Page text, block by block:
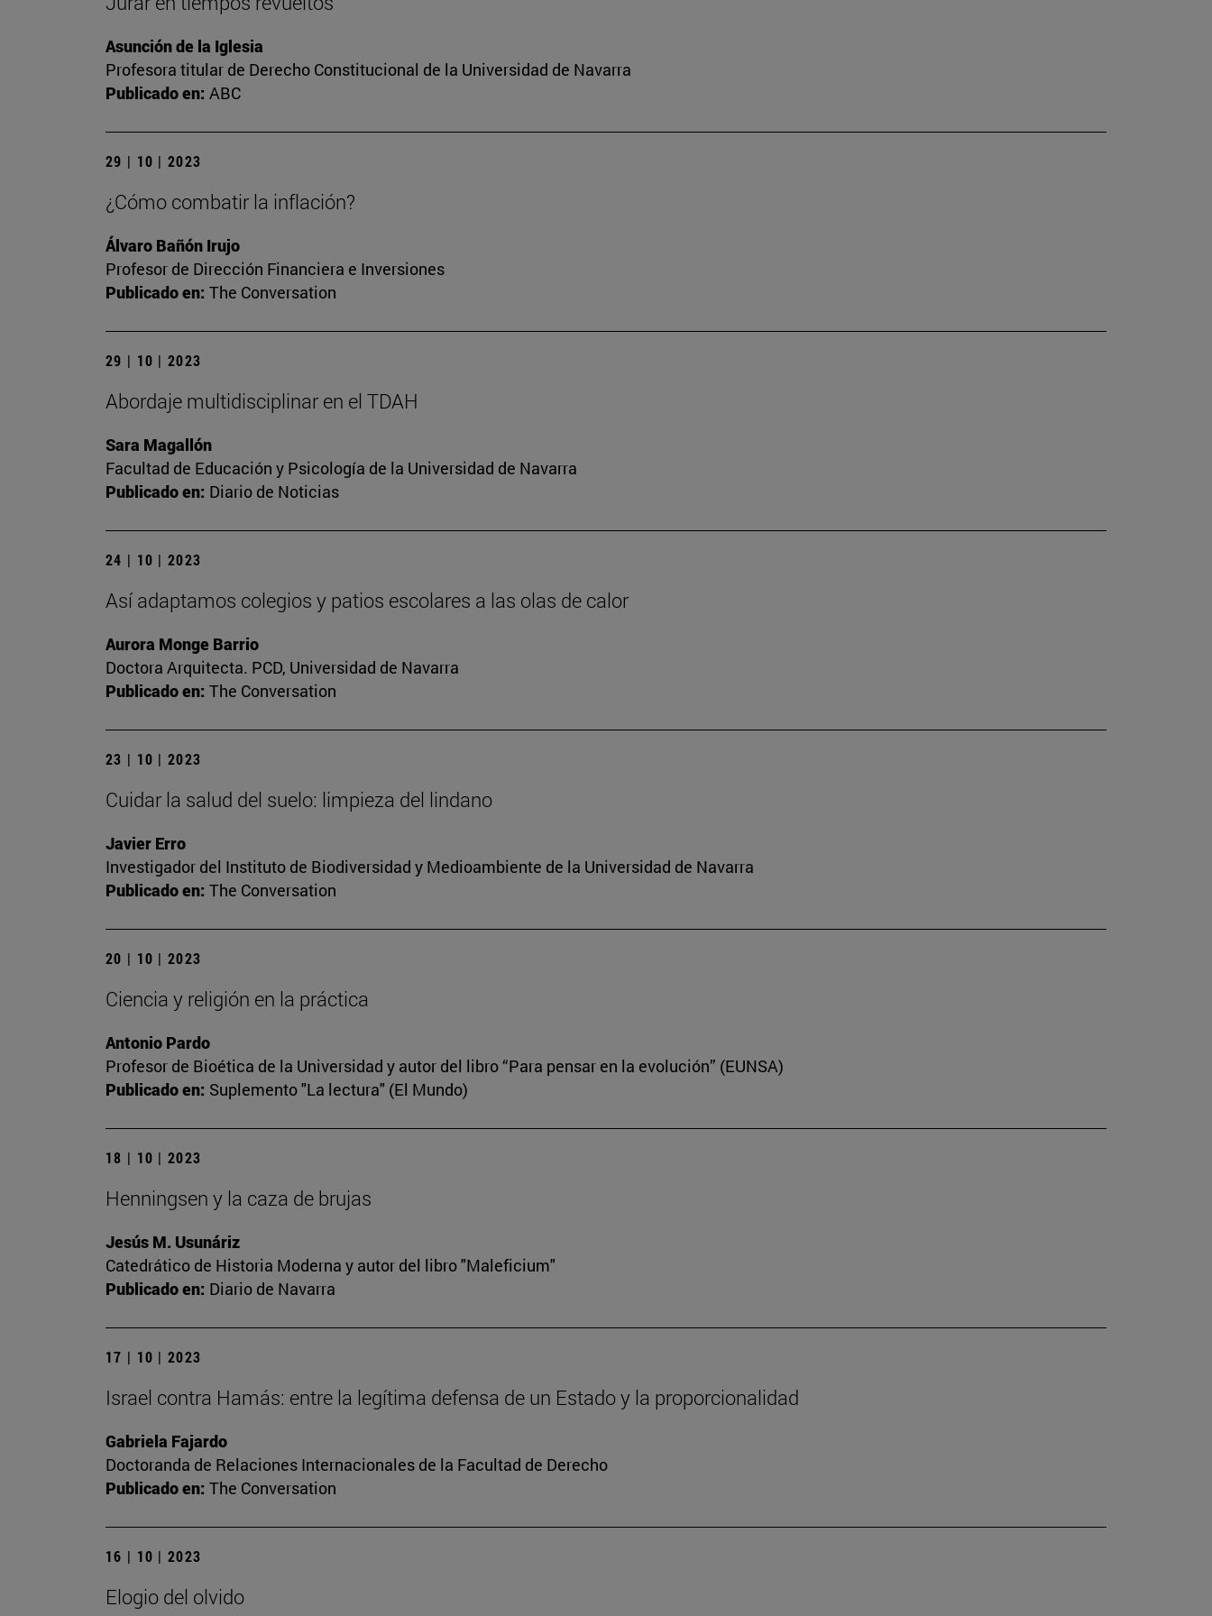
Asunción de la Iglesia
Profesora titular de Derecho Constitucional de la Universidad de Navarra
Publicado en: ABC
29 | 10 | 2023
¿Cómo combatir la inflación?
Álvaro Bañón Irujo
Profesor de Dirección Financiera e Inversiones
Publicado en: The Conversation
29 | 10 | 2023
Abordaje multidisciplinar en el TDAH
Sara Magallón
Facultad de Educación y Psicología de la Universidad de Navarra
Publicado en: Diario de Noticias
24 | 10 | 2023
Así adaptamos colegios y patios escolares a las olas de calor
Aurora Monge Barrio
Doctora Arquitecta. PCD, Universidad de Navarra
Publicado en: The Conversation
23 | 10 | 2023
Cuidar la salud del suelo: limpieza del lindano
Javier Erro
Investigador del Instituto de Biodiversidad y Medioambiente de la Universidad de Navarra
Publicado en: The Conversation
20 | 10 | 2023
Ciencia y religión en la práctica
Antonio Pardo
Profesor de Bioética de la Universidad y autor del libro “Para pensar en la evolución” (EUNSA)
Publicado en: Suplemento "La lectura" (El Mundo)
18 | 10 | 2023
Henningsen y la caza de brujas
Jesús M. Usunáriz
Catedrático de Historia Moderna y autor del libro "Maleficium"
Publicado en: Diario de Navarra
17 | 10 | 2023
Israel contra Hamás: entre la legítima defensa de un Estado y la proporcionalidad
Gabriela Fajardo
Doctoranda de Relaciones Internacionales de la Facultad de Derecho
Publicado en: The Conversation
16 | 10 | 2023
Elogio del olvido